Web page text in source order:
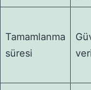
Tamamlanma
süresi